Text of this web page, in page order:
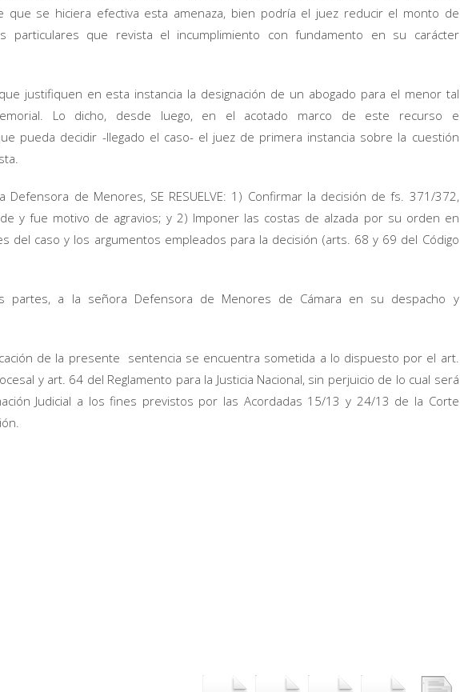
que se hiciera efectiva esta amenaza, bien podría el juez reducir el monto de
particulares que revista el incumplimiento con fundamento en su carácter
justifiquen en esta instancia la designación de un abogado para el menor tal
Lo dicho, desde luego, en el acotado marco de este recurso e
pueda decidir -llegado el caso- el juez de primera instancia sobre la cuestión
de Menores, SE RESUELVE: 1) Confirmar la decisión de fs. 371/372,
y fue motivo de agravios; y 2) Imponer las costas de alzada por su orden en
del caso y los argumentos empleados para la decisión (arts. 68 y 69 del Código
partes, a la señora Defensora de Menores de Cámara en su despacho y
de la presente sentencia se encuentra sometida a lo dispuesto por el art.
y art. 64 del Reglamento para la Justicia Nacional, sin perjuicio de lo cual será
Judicial a los fines previstos por las Acordadas 15/13 y 24/13 de la Corte